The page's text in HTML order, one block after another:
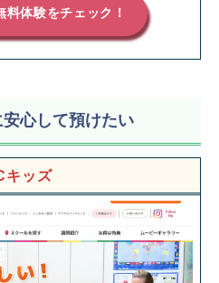
体験をチェック！
心して預けたい
キッズ